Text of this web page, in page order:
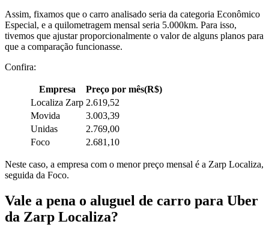
Assim, fixamos que o carro analisado seria da categoria Econômico
Especial, e a quilometragem mensal seria 5.000km. Para isso,
tivemos que ajustar proporcionalmente o valor de alguns planos para
que a comparação funcionasse.
Confira:
Empresa
Preço por mês(R$)
Localiza Zarp 2.619,52
Movida
3.003,39
Unidas
2.769,00
Foco
2.681,10
Neste caso, a empresa com o menor preço mensal é a Zarp Localiza,
seguida da Foco.
Vale a pena o aluguel de carro para Uber
da Zarp Localiza?